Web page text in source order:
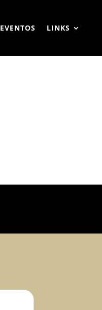
EVENTOS LINKS